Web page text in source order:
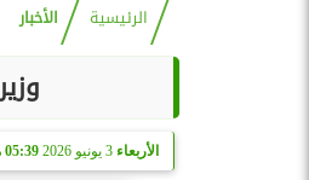
الرئيسية الأخبار
الأربعاء 3 يونيو 2026 05:39 مـ